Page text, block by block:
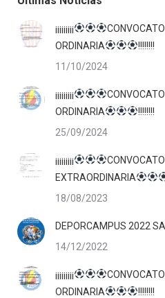
¡¡¡¡¡¡¡¡¡
ORDINARIA
!!!!!!!!
11/10/2024
¡¡¡¡¡¡¡¡¡
ORDINARIA
!!!!!!!!
25/09/2024
¡¡¡¡¡¡¡¡¡
EXTRAORDINARIA
18/08/2023
DEPORCAMPUS 2022
14/12/2022
¡¡¡¡¡¡¡¡¡
ORDINARIA
!!!!!!!!